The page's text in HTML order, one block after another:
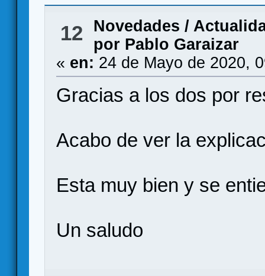
12
Novedades /
por Pablo Garaizar
« en: 24 de Mayo de 2020,
Gracias a los dos por
Acabo de ver la
Esta muy bien y se
Un saludo